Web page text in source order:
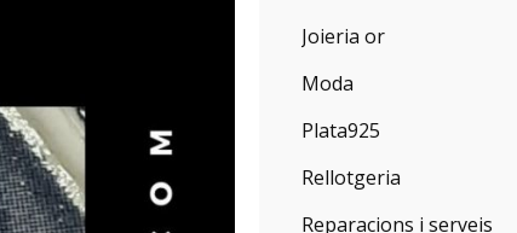
Joieria or
Moda
Plata925
Rellotgeria
Reparacions i serveis